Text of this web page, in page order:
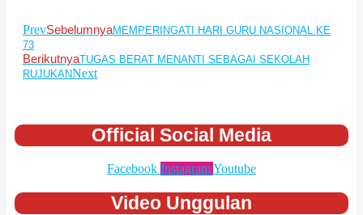
PrevSebelumnyaMEMPERINGATI HARI GURU NASIONAL KE
73
BerikutnyaTUGAS BERAT MENANTI SEBAGAI SEKOLAH
RUJUKANNext
Official Social Media
Facebook InstagramYoutube
Video Unggulan